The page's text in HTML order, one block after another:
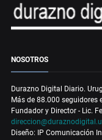
NOSOTROS
Durazno Digital Diario.
Más de 88.000 seguidores
Fundador y Director - Lic.
Diseño: IP Comunicación